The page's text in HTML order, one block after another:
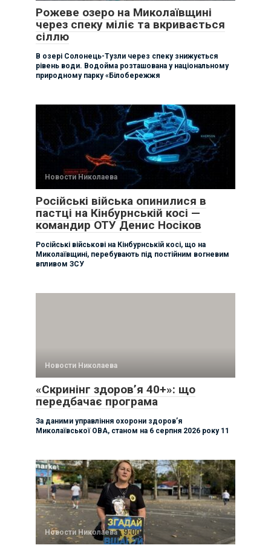
Рожеве озеро на Миколаївщині
через спеку міліє та вкривається
сіллю
В озері Солонець-Тузли через спеку знижується
рівень води. Водойма розташована у національному
природному парку «Білобережжя
Новости Николаева
Російські війська опинилися в
пастці на Кінбурнській косі —
командир ОТУ Денис Носіков
Російські військові на Кінбурнській косі, що на
Миколаївщині, перебувають під постійним вогневим
впливом ЗСУ
Новости Николаева
«Скринінг здоров’я 40+»: що
передбачає програма
За даними управління охорони здоровʼя
Миколаївської ОВА, станом на 6 серпня 2026 року 11
Новости Николаева